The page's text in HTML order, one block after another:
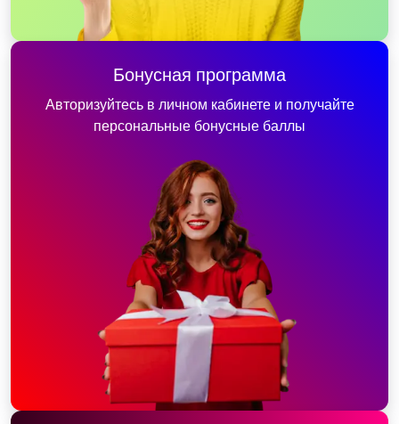
Бонусная программа
Авторизуйтесь в личном кабинете и получайте
персональные бонусные баллы